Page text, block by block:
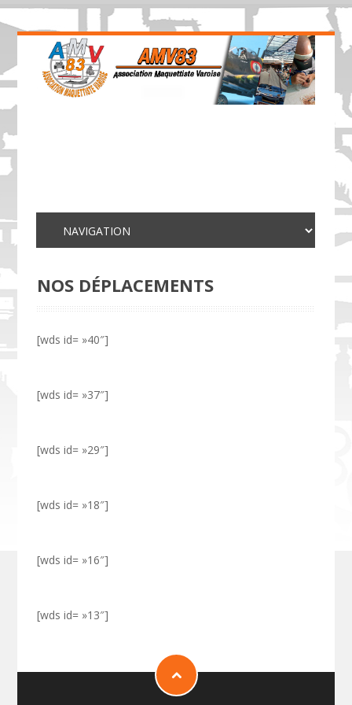
NOS DÉPLACEMENTS
[wds id= »40″]
[wds id= »37″]
[wds id= »29″]
[wds id= »18″]
[wds id= »16″]
[wds id= »13″]